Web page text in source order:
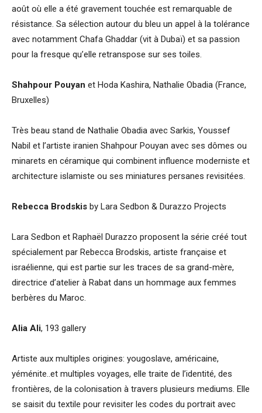
août où elle a été gravement touchée est remarquable de
résistance. Sa sélection autour du bleu un appel à la tolérance
avec notamment Chafa Ghaddar (vit à Dubaï) et sa passion
pour la fresque qu’elle retranspose sur ses toiles.
Shahpour Pouyan et Hoda Kashira, Nathalie Obadia (France,
Bruxelles)
Très beau stand de Nathalie Obadia avec Sarkis, Youssef
Nabil et l’artiste iranien Shahpour Pouyan avec ses dômes ou
minarets en céramique qui combinent influence moderniste et
architecture islamiste ou ses miniatures persanes revisitées.
Rebecca Brodskis by Lara Sedbon & Durazzo Projects
Lara Sedbon et Raphaël Durazzo proposent la série créé tout
spécialement par Rebecca Brodskis, artiste française et
israélienne, qui est partie sur les traces de sa grand-mère,
directrice d’atelier à Rabat dans un hommage aux femmes
berbères du Maroc.
Alia Ali, 193 gallery
Artiste aux multiples origines: yougoslave, américaine,
yéménite..et multiples voyages, elle traite de l’identité, des
frontières, de la colonisation à travers plusieurs mediums. Elle
se saisit du textile pour revisiter les codes du portrait avec